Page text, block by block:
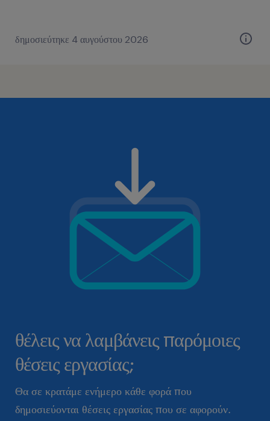
δημοσιεύτηκε 4 αυγούστου 2026
θέλεις να λαμβάνεις παρόμοιες
θέσεις εργασίας;
Θα σε κρατάμε ενήμερο κάθε φορά που
δημοσιεύονται θέσεις εργασίας που σε αφορούν.